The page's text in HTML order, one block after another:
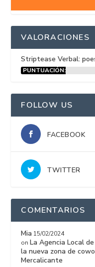
VALORACIONES
Striptease Verbal:
PUNTUACIÓN:
FOLLOW US
FACEBOOK
TWITTER
COMENTARIOS
Mia 15/02/2024
on La Agencia Local
la nueva zona de
Mercalicante